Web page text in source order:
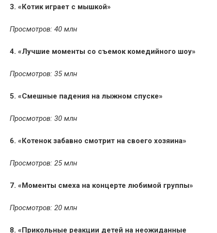
3. «Котик играет с мышкой»
Просмотров: 40 млн
4. «Лучшие моменты со съемок комедийного шоу»
Просмотров: 35 млн
5. «Смешные падения на лыжном спуске»
Просмотров: 30 млн
6. «Котенок забавно смотрит на своего хозяина»
Просмотров: 25 млн
7. «Моменты смеха на концерте любимой группы»
Просмотров: 20 млн
8. «Прикольные реакции детей на неожиданные